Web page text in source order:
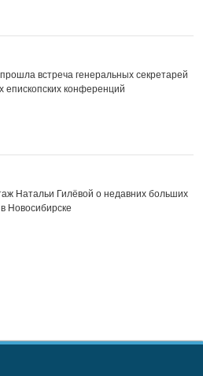
встреча генеральных секретарей
епископских конференций
Натальи Гилёвой о недавних больших
Новосибирске